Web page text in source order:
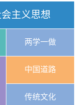
主义思想
两学一做
中国道路
传统文化